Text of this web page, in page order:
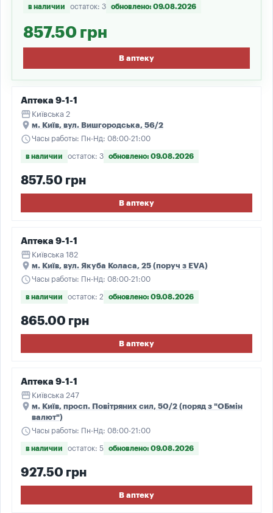
в наличии остаток: 3 обновлено: 09.08.2026
857.50 грн
В аптеку
Аптека 9-1-1
storefront Київська 2
place м. Київ, вул. Вишгородська, 56/2
scheduleЧасы работы: Пн-Нд: 08:00-21:00
в наличии остаток: 3 обновлено: 09.08.2026
857.50 грн
В аптеку
Аптека 9-1-1
storefront Київська 182
place м. Київ, вул. Якуба Коласа, 25 (поруч з EVA)
scheduleЧасы работы: Пн-Нд: 08:00-21:00
в наличии остаток: 2 обновлено: 09.08.2026
865.00 грн
В аптеку
Аптека 9-1-1
storefront Київська 247
place м. Київ, просп. Повітряних сил, 50/2 (поряд з "ОБмін
валют")
scheduleЧасы работы: Пн-Нд: 08:00-21:00
в наличии остаток: 5 обновлено: 09.08.2026
927.50 грн
В аптеку